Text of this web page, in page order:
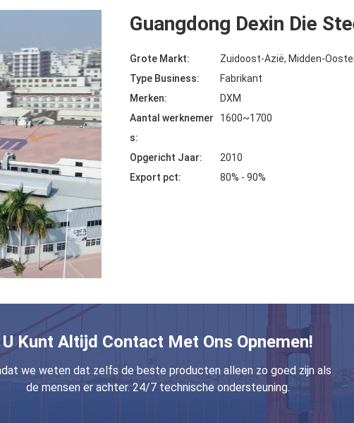
Guangdong Dexin Die
Grote Markt:
Zuidoost-Azië, Midden-
Type Business:
Fabrikant
Merken:
DXM
Aantal werknemer
s:
1600~1700
Opgericht Jaar:
2010
Export pct:
80% - 90%
U Kunt Altijd Contact Met Ons Opnemen!
we weten dat zelfs de beste producten alleen zo goed zijn als
de mensen er achter. 24/7 technische ondersteuning.